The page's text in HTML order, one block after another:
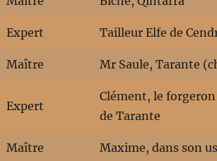
Expert Tailleur Elfe de
Maître Mr Saule, Tarante
Expert
Clément, le
de Tarante
Maître Maxime, dans son